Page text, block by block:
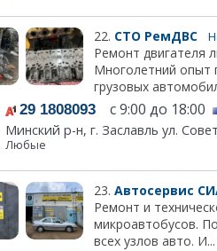
22. СТО РемДВС
Ремонт двигателя
Многолетний опыт
грузовых
29 1808093 с 9:00 до 18:00
Минский р-н, г. Заславль ул.
Любые
23. Автосервис
Ремонт и
микроавтобусов.
всех узлов авто. И...